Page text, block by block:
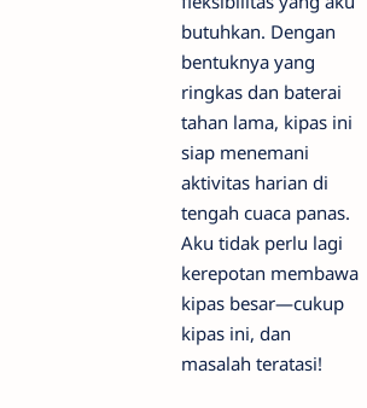
butuhkan. Dengan
bentuknya yang
ringkas dan baterai
tahan lama, kipas ini
siap menemani
aktivitas harian di
tengah cuaca panas.
Aku tidak perlu lagi
kerepotan membawa
kipas besar—cukup
kipas ini, dan
masalah teratasi!